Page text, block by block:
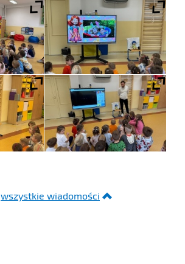
wszystkie wiadomości